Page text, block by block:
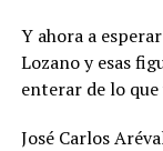
Y ahora a
Lozano y esas
enterar de lo
José Carlos